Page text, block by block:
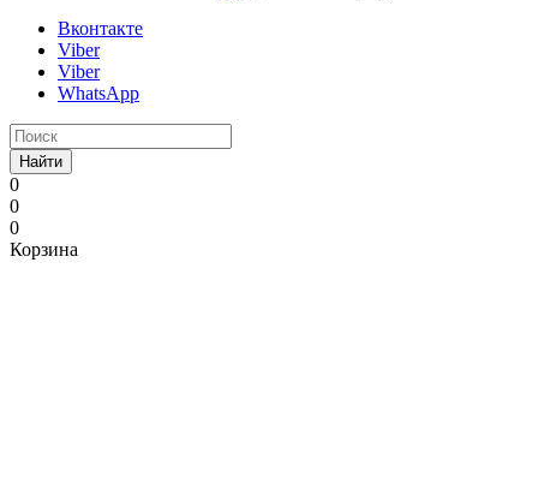
Вконтакте
Viber
Viber
WhatsApp
Найти
0
0
0
Корзина